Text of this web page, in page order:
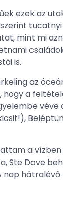
ezek az
szerint
mint mi
is.
az
hogy a
a
Ste Dove
nap